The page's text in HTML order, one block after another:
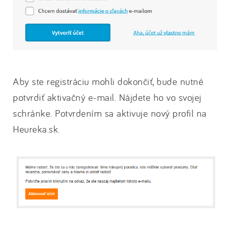
Aby ste registráciu mohli dokončiť, bude nutné
potvrdiť aktivačný e-mail. Nájdete ho vo svojej
schránke. Potvrdením sa aktivuje nový profil na
Heureka.sk.